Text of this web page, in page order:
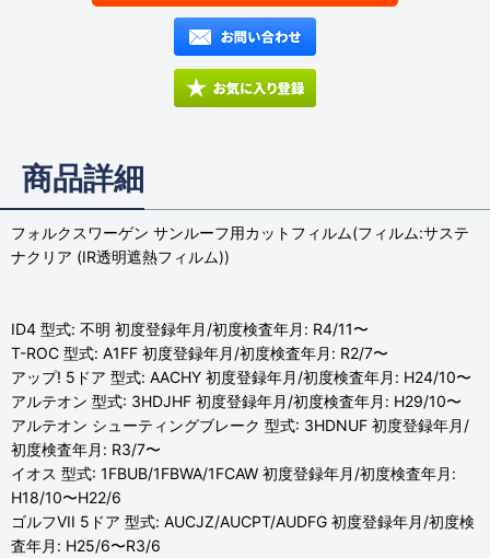
商品詳細
フォルクスワーゲン サンルーフ用カットフィルム(フィルム:サステ
ナクリア (IR透明遮熱フィルム))
ID4 型式: 不明 初度登録年月/初度検査年月: R4/11〜
T-ROC 型式: A1FF 初度登録年月/初度検査年月: R2/7〜
アップ! 5ドア 型式: AACHY 初度登録年月/初度検査年月: H24/10〜
アルテオン 型式: 3HDJHF 初度登録年月/初度検査年月: H29/10〜
アルテオン シューティングブレーク 型式: 3HDNUF 初度登録年月/
初度検査年月: R3/7〜
イオス 型式: 1FBUB/1FBWA/1FCAW 初度登録年月/初度検査年月:
H18/10〜H22/6
ゴルフVII 5ドア 型式: AUCJZ/AUCPT/AUDFG 初度登録年月/初度検
査年月: H25/6〜R3/6